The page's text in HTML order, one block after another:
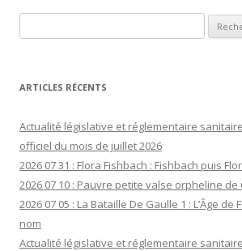
ARTICLES RÉCENTS
Actualité législative et réglementaire
officiel du mois de juillet 2026
2026 07 31 : Flora Fishbach : Fishbach puis
2026 07 10 : Pauvre petite valse orpheline de
2026 07 05 : La Bataille De Gaulle 1 : L’Âge de
nom
Actualité législative et réglementaire